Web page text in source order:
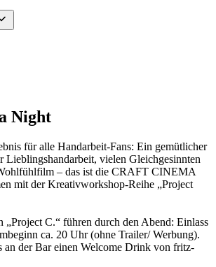
Night
für alle Handarbeit-Fans: Ein gemütlicher
Lieblingshandarbeit, vielen Gleichgesinnten
– das ist die CRAFT CINEMA
mit der Kreativworkshop-Reihe „Project
„Project C.“ führen durch den Abend: Einlass
ca. 20 Uhr (ohne Trailer/ Werbung).
an der Bar einen Welcome Drink von fritz-